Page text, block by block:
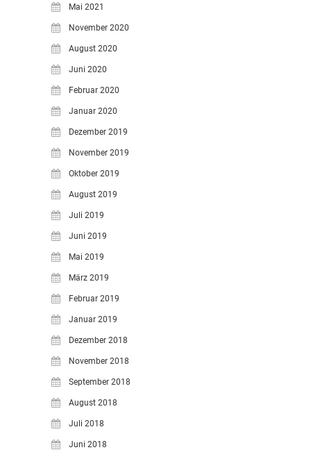
Mai 2021
November 2020
August 2020
Juni 2020
Februar 2020
Januar 2020
Dezember 2019
November 2019
Oktober 2019
August 2019
Juli 2019
Juni 2019
Mai 2019
März 2019
Februar 2019
Januar 2019
Dezember 2018
November 2018
September 2018
August 2018
Juli 2018
Juni 2018